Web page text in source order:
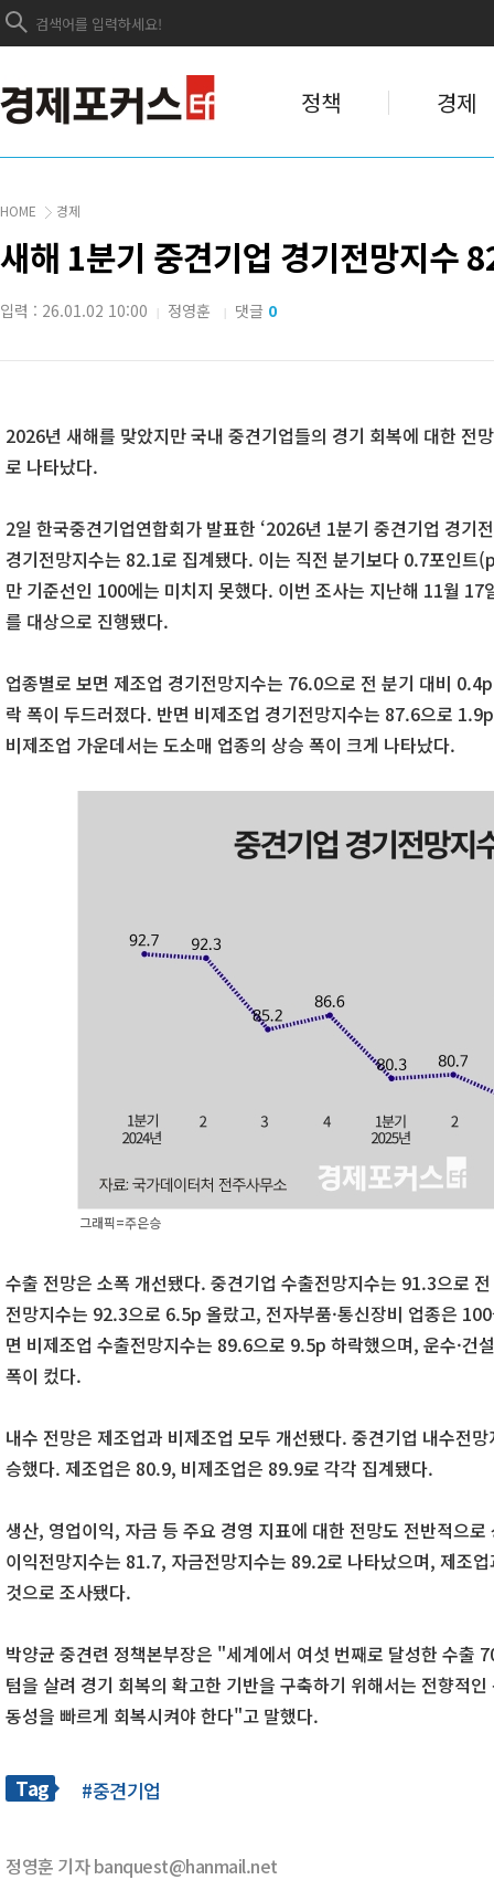
정책 경제
HOME 경제
새해 1분기 중견기업 경기전망지수
입력 : 26.01.02 10:00 | 정영훈 | 댓글 0
2026년 새해를 맞았지만 국내 중견기업들의 경기 회복에 대한 전
로 나타났다.
2일 한국중견기업연합회가 발표한 ‘2026년 1분기 중견기업 경기
경기전망지수는 82.1로 집계됐다. 이는 직전 분기보다 0.7포인트
만 기준선인 100에는 미치지 못했다. 이번 조사는 지난해 11월
를 대상으로 진행됐다.
업종별로 보면 제조업 경기전망지수는 76.0으로 전 분기 대비
락 폭이 두드러졌다. 반면 비제조업 경기전망지수는 87.6으로
비제조업 가운데서는 도소매 업종의 상승 폭이 크게 나타났다.
그래픽=주은승
수출 전망은 소폭 개선됐다. 중견기업 수출전망지수는 91.3으로
전망지수는 92.3으로 6.5p 올랐고, 전자부품·통신장비 업종은
면 비제조업 수출전망지수는 89.6으로 9.5p 하락했으며, 운수·건
폭이 컸다.
내수 전망은 제조업과 비제조업 모두 개선됐다. 중견기업 내수전
승했다. 제조업은 80.9, 비제조업은 89.9로 각각 집계됐다.
생산, 영업이익, 자금 등 주요 경영 지표에 대한 전망도 전반적으
이익전망지수는 81.7, 자금전망지수는 89.2로 나타났으며, 제조
것으로 조사됐다.
박양균 중견련 정책본부장은 "세계에서 여섯 번째로 달성한 수출
텀을 살려 경기 회복의 확고한 기반을 구축하기 위해서는 전향적
동성을 빠르게 회복시켜야 한다"고 말했다.
Tag #중견기업
정영훈 기자 banquest@hanmail.net